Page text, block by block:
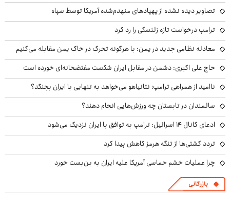
تصاویر دیده نشده از پهپادهای منهدم‌شده آمریکا توسط سپاه
ترامپ درخواست تازه زلنسکی را رد کرد
معادله نظامی جدید در یمن: با هرگونه تحرک در خاک یمن مقابله می‌کنیم
حاج علی اکبری: دشمن در مقابل ایران شکست مفتضحانه‌ای خورده است
ناامید از همراهی ترامپ؛ نتانیاهو می‌خواهد به تنهایی با ایران بجنگد؟
سالمندان در تابستان چه ورزش‌هایی انجام دهند؟
ادعای کانال ۱۴ اسرائیل: ترامپ به توافق با ایران نزدیک می‌شود
تردد کشتی‌ها از تنگه هرمز کاهش پیدا کرد
چرا عملیات خشم حماسی آمریکا علیه ایران به بن‌بست خورد
بازرگانی